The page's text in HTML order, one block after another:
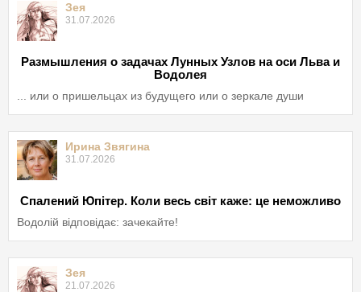
Зея
31.07.2026
Размышления о задачах Лунных Узлов на оси Льва и
Водолея
... или о пришельцах из будущего или о зеркале души
Ирина Звягина
31.07.2026
Спалений Юпітер. Коли весь світ каже: це неможливо
Водолій відповідає: зачекайте!
Зея
21.07.2026